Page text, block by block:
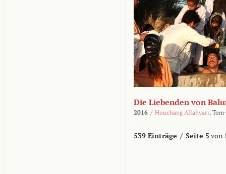
Die Liebenden von
2016 / Houchang Allahyari,
539 Einträge / Seite 5 von